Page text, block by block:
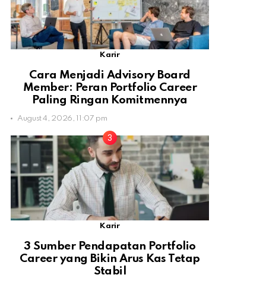
Karir
Cara Menjadi Advisory Board
Member: Peran Portfolio Career
Paling Ringan Komitmennya
August 4, 2026, 11:07 pm
Karir
3 Sumber Pendapatan Portfolio
Career yang Bikin Arus Kas Tetap
Stabil